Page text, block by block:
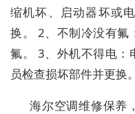
缩机坏、启动器坏或
换。 2、不制冷没有氟
氟。 3、外机不得电：
员检查损坏部件并更换。
海尔空调维修保养